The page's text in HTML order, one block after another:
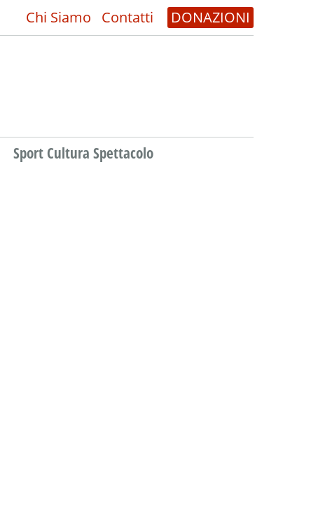
Chi Siamo Contatti DONAZIONI
Sport Cultura Spettacolo